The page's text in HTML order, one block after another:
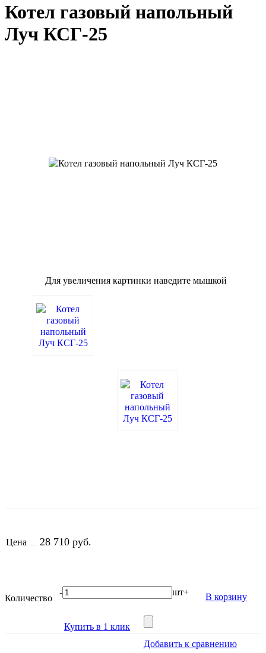
Котел газовый напольный
Луч КСГ-25
Для увеличения картинки наведите мышкой
Цена 28 710 руб.
Количество
- шт+ В корзину
Купить в 1 клик
Добавить к сравнению